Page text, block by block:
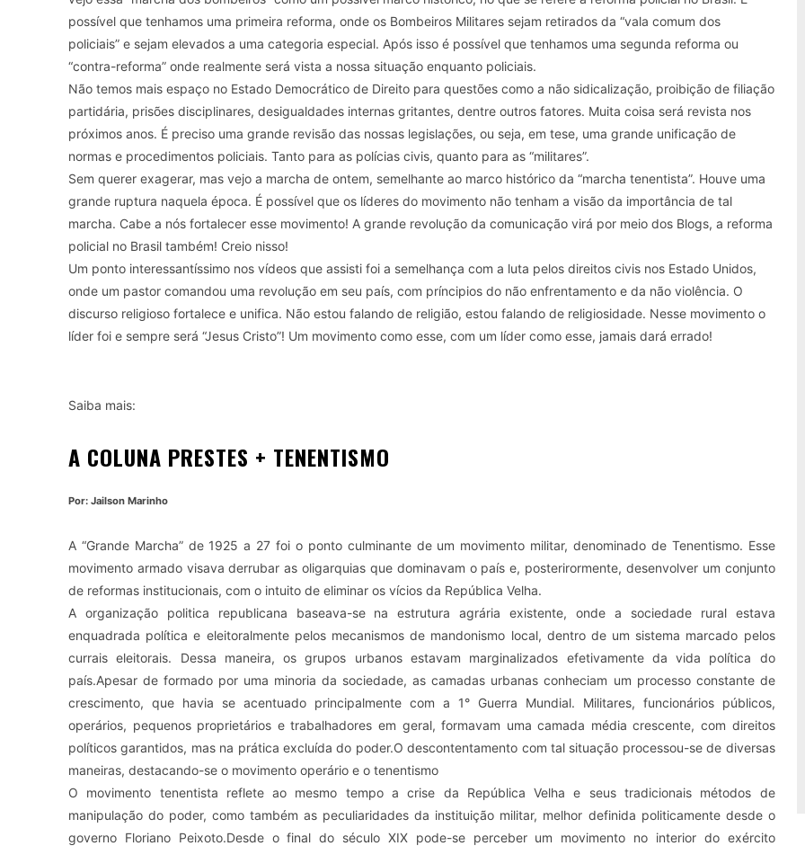
possível que tenhamos uma primeira reforma, onde os Bombeiros Militares sejam retirados da “vala comum dos
policiais” e sejam elevados a uma categoria especial. Após isso é possível que tenhamos uma segunda reforma ou
“contra-reforma” onde realmente será vista a nossa situação enquanto policiais.
Não temos mais espaço no Estado Democrático de Direito para questões como a não sidicalização, proibição de filiação
partidária, prisões disciplinares, desigualdades internas gritantes, dentre outros fatores. Muita coisa será revista nos
próximos anos. É preciso uma grande revisão das nossas legislações, ou seja, em tese, uma grande unificação de
normas e procedimentos policiais. Tanto para as polícias civis, quanto para as “militares”.
Sem querer exagerar, mas vejo a marcha de ontem, semelhante ao marco histórico da “marcha tenentista”. Houve uma
grande ruptura naquela época. É possível que os líderes do movimento não tenham a visão da importância de tal
marcha. Cabe a nós fortalecer esse movimento! A grande revolução da comunicação virá por meio dos Blogs, a reforma
policial no Brasil também! Creio nisso!
Um ponto interessantíssimo nos vídeos que assisti foi a semelhança com a luta pelos direitos civis nos Estado Unidos,
onde um pastor comandou uma revolução em seu país, com príncipios do não enfrentamento e da não violência. O
discurso religioso fortalece e unifica. Não estou falando de religião, estou falando de religiosidade. Nesse movimento o
líder foi e sempre será “Jesus Cristo”! Um movimento como esse, com um líder como esse, jamais dará errado!
Saiba mais:
A COLUNA PRESTES + TENENTISMO
Por: Jailson Marinho
A “Grande Marcha” de 1925 a 27 foi o ponto culminante de um movimento militar, denominado de Tenentismo. Esse
movimento armado visava derrubar as oligarquias que dominavam o país e, posterirormente, desenvolver um conjunto
de reformas institucionais, com o intuito de eliminar os vícios da República Velha.
A organização politica republicana baseava-se na estrutura agrária existente, onde a sociedade rural estava
enquadrada política e eleitoralmente pelos mecanismos de mandonismo local, dentro de um sistema marcado pelos
currais eleitorais. Dessa maneira, os grupos urbanos estavam marginalizados efetivamente da vida política do
país.Apesar de formado por uma minoria da sociedade, as camadas urbanas conheciam um processo constante de
crescimento, que havia se acentuado principalmente com a 1° Guerra Mundial. Militares, funcionários públicos,
operários, pequenos proprietários e trabalhadores em geral, formavam uma camada média crescente, com direitos
políticos garantidos, mas na prática excluída do poder.O descontentamento com tal situação processou-se de diversas
maneiras, destacando-se o movimento operário e o tenentismo
O movimento tenentista reflete ao mesmo tempo a crise da República Velha e seus tradicionais métodos de
manipulação do poder, como também as peculiaridades da instituição militar, melhor definida politicamente desde o
governo Floriano Peixoto.Desde o final do século XIX pode-se perceber um movimento no interior do exército